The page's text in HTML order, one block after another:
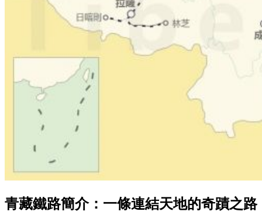
青藏鐵路簡介：一條連結天地的奇蹟之路